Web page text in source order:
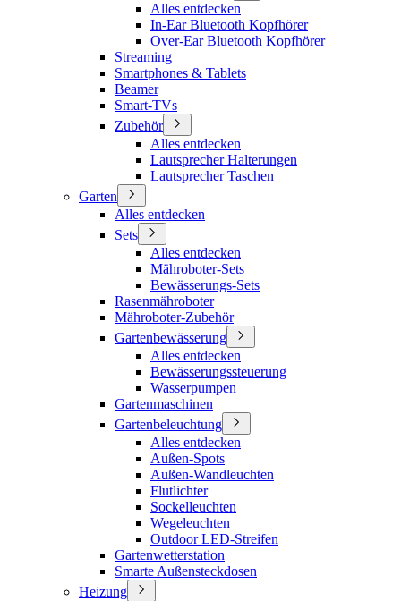
Alles entdecken
In-Ear Bluetooth Kopfhörer
Over-Ear Bluetooth Kopfhörer
Streaming
Smartphones & Tablets
Beamer
Smart-TVs
Zubehör
Alles entdecken
Lautsprecher Halterungen
Lautsprecher Taschen
Garten
Alles entdecken
Sets
Alles entdecken
Mähroboter-Sets
Bewässerungs-Sets
Rasenmähroboter
Mähroboter-Zubehör
Gartenbewässerung
Alles entdecken
Bewässerungssteuerung
Wasserpumpen
Gartenmaschinen
Gartenbeleuchtung
Alles entdecken
Außen-Spots
Außen-Wandleuchten
Flutlichter
Sockelleuchten
Wegeleuchten
Outdoor LED-Streifen
Gartenwetterstation
Smarte Außensteckdosen
Heizung